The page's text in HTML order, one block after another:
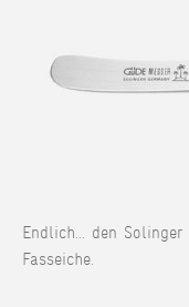
Endlich... den
Fasseiche.